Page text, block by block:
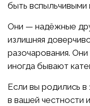
быть вспыльчивыми
Они — надёжные
излишняя
разочарования.
иногда бывают
Если вы родились
в вашей честности